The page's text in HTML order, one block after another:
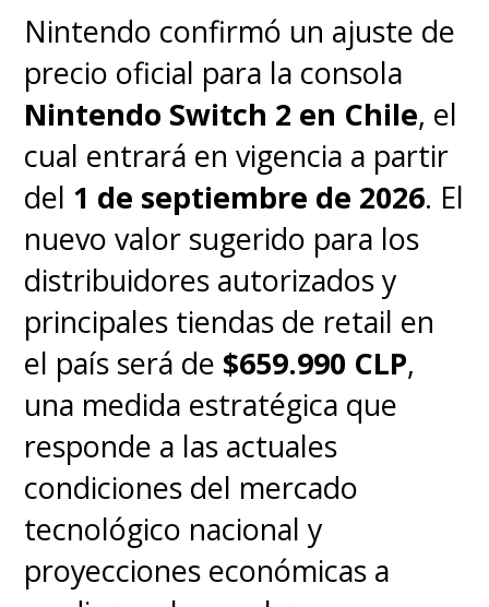
ser borrado de la carrera. Es, sin
duda alguna, el modo más
frenético de todos.
Mario Kart World debutará el 5
de junio próximo junto con la
Nintendo Switch 2y se
venderá tantopor separado
(80 dólares, algo así como 76
mil pesos chilenos)como en
un bundle con la nueva consola
a un precio de499 dólares,
poco más de setenta y cinco
mil pesos chilenos.
Nintendo confirmó un ajuste de
precio oficial para la consola
Nintendo Switch 2 en Chile, el
cual entrará en vigencia a partir
del 1 de septiembre de 2026. El
nuevo valor sugerido para los
distribuidores autorizados y
principales tiendas de retail en
el país será de $659.990 CLP,
una medida estratégica que
responde a las actuales
condiciones del mercado
tecnológico nacional y
proyecciones económicas a